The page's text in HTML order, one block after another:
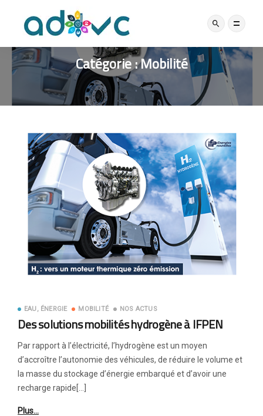
Catégorie :Mobilité
EAU, ÉNERGIE MOBILITÉ NOS ACTUS
Des solutions mobilités hydrogène à IFPEN
Par rapport à l’électricité, l’hydrogène est un moyen
d’accroître l’autonomie des véhicules, de réduire le volume et
la masse du stockage d’énergie embarqué et d’avoir une
recharge rapide[…]
Plus…